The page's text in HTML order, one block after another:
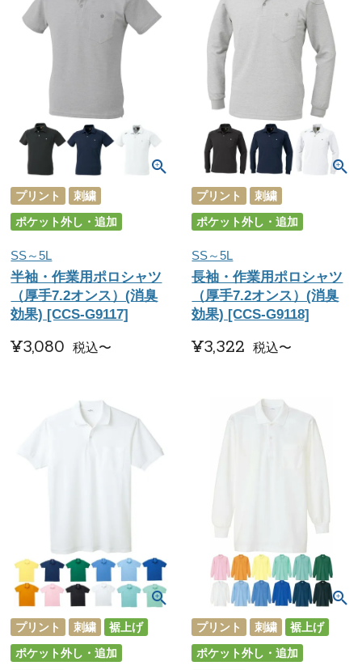
プリント
刺繍
ポケット外し・追加
SS～5L
半袖・作業用ポロシャツ
（厚手7.2オンス）(消臭
効果) [CCS-G9117]
¥3,080 税込〜
プリント
刺繍
ポケット外し・追加
SS～5L
長袖・作業用ポロシャツ
（厚手7.2オンス）(消臭
効果) [CCS-G9118]
¥3,322 税込〜
プリント 刺繍
裾上げ
ポケット外し・追加
プリント 刺繍
裾上げ
ポケット外し・追加